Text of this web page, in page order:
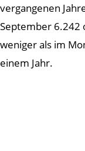
vergangenen
September 6.242
weniger als im
einem Jahr.